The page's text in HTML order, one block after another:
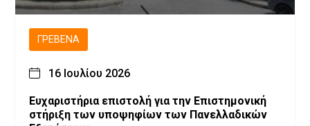
ΓΡΕΒΕΝΆ
16 Ιουλίου 2026
Ευχαριστήρια επιστολή για την Επιστημονική
στήριξη των υποψηφίων των Πανελλαδικών